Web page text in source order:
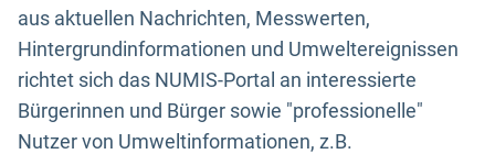
aus aktuellen Nachrichten, Messwerten,
Hintergrundinformationen und Umweltereignissen
richtet sich das NUMIS-Portal an interessierte
Bürgerinnen und Bürger sowie "professionelle"
Nutzer von Umweltinformationen, z.B.